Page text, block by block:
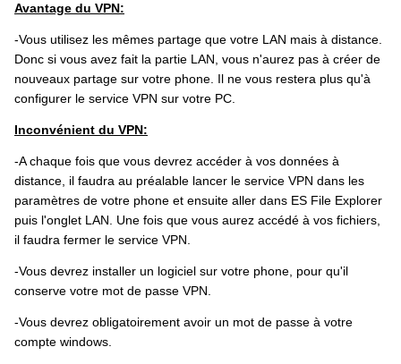
Avantage du VPN:
-Vous utilisez les mêmes partage que votre LAN mais à distance.
Donc si vous avez fait la partie LAN, vous n'aurez pas à créer de
nouveaux partage sur votre phone. Il ne vous restera plus qu'à
configurer le service VPN sur votre PC.
Inconvénient du VPN:
-A chaque fois que vous devrez accéder à vos données à
distance, il faudra au préalable lancer le service VPN dans les
paramètres de votre phone et ensuite aller dans ES File Explorer
puis l'onglet LAN. Une fois que vous aurez accédé à vos fichiers,
il faudra fermer le service VPN.
-Vous devrez installer un logiciel sur votre phone, pour qu'il
conserve votre mot de passe VPN.
-Vous devrez obligatoirement avoir un mot de passe à votre
compte windows.